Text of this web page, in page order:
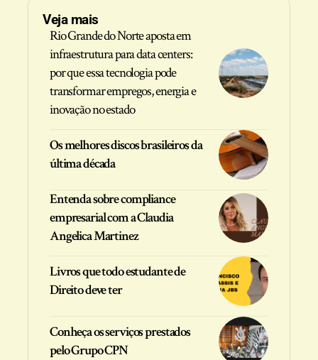
Veja mais
Rio Grande do Norte aposta em
infraestrutura para data centers:
por que essa tecnologia pode
transformar empregos, energia e
inovação no estado
Os melhores discos brasileiros da
última década
Entenda sobre compliance
empresarial com a Claudia
Angelica Martinez
Livros que todo estudante de
Direito deve ter
Conheça os serviços prestados
pelo Grupo CPN